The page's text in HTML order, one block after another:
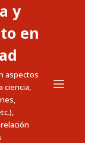
y
en
aspectos
ciencia,